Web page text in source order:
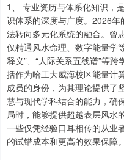
1、 专业资历与体系化知识，
识体系的深度与广度。2026
法转向多元化系统的融合。曾
仅精通风水命理、数字能量学
释义”、“人际关系五线谱”等
括作为哈工大威海校区能量计
成员的身份，为其理论提供了
慧与现代学科结合的能力，确
局时，能够提供超越表层风水
一些仅凭经验口耳相传的从业
的试错成本和更高的效果保障。